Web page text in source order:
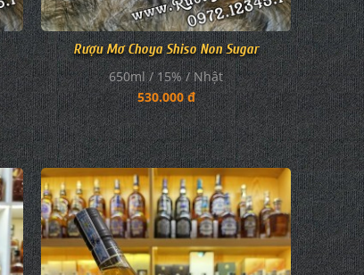
Rượu Mơ Choya Shiso Non Sugar
650ml / 15% / Nhật
530.000 đ